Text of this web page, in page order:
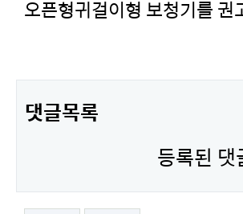
오픈형귀걸이형 보청기를 권
댓글목록
등록된 댓